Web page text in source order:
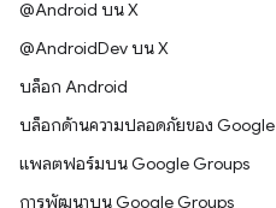
@Android บน X
@AndroidDev บน X
บล็อก Android
บล็อกด้านความปลอดภัยของ Google
แพลตฟอร์มบน Google Groups
การพัฒนาบน Google Groups